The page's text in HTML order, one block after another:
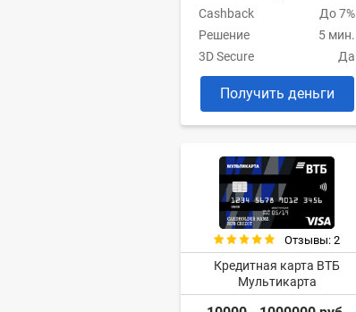
Cashback
До 7%
Решение
5 мин.
3D Secure
Да
Получить деньги
Отзывы: 2
Кредитная карта ВТБ
Мультикарта